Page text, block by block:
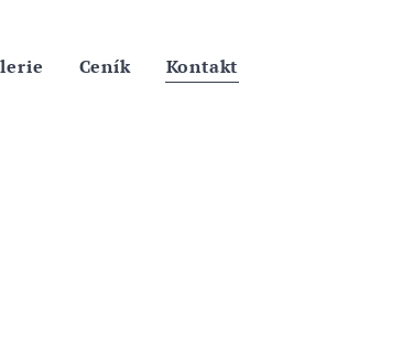
Ceník Kontakt